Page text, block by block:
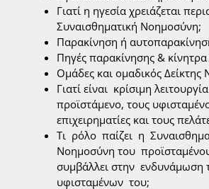
Γιατί η ηγεσία χρειάζεται
Συναισθηματική Νοημοσύνη;
Παρακίνηση ή
Πηγές παρακίνησης &
Ομάδες και ομαδικός
Γιατί είναι κρίσιμη
προϊστάμενο, τους
επιχειρηματίες και τους
Τι ρόλο παίζει η
Νοημοσύνη του
συμβάλλει στην ενδυνάμωση
υφισταμένων του;